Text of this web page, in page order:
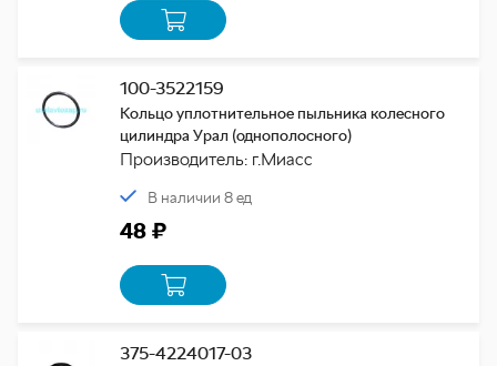
100-3522159
Кольцо уплотнительное пыльника колесного
цилиндра Урал (однополосного)
Производитель: г.Миасс
В наличии 8 ед
48 ₽
375-4224017-03